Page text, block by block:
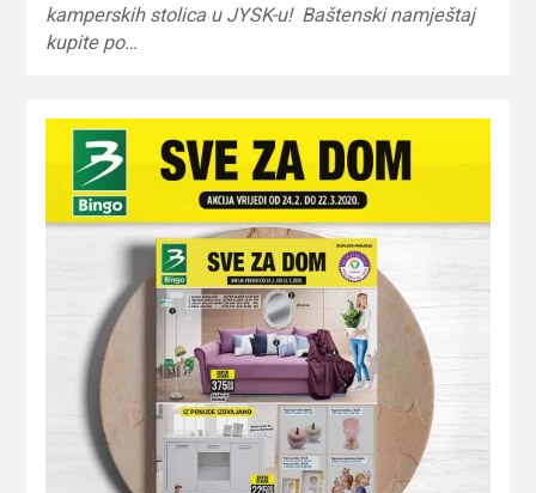
kamperskih stolica u JYSK-u! Baštenski namještaj
kupite po…